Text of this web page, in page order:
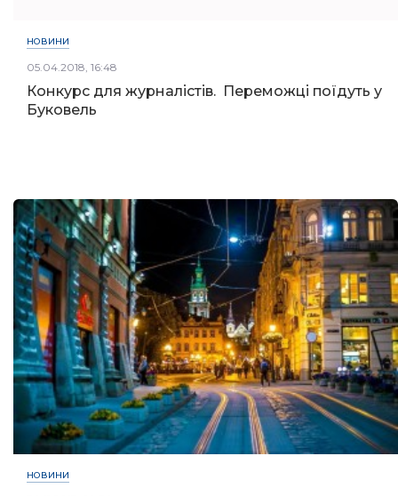
НОВИНИ
05.04.2018, 16:48
Конкурс для журналістів. Переможці поїдуть у
Буковель
НОВИНИ